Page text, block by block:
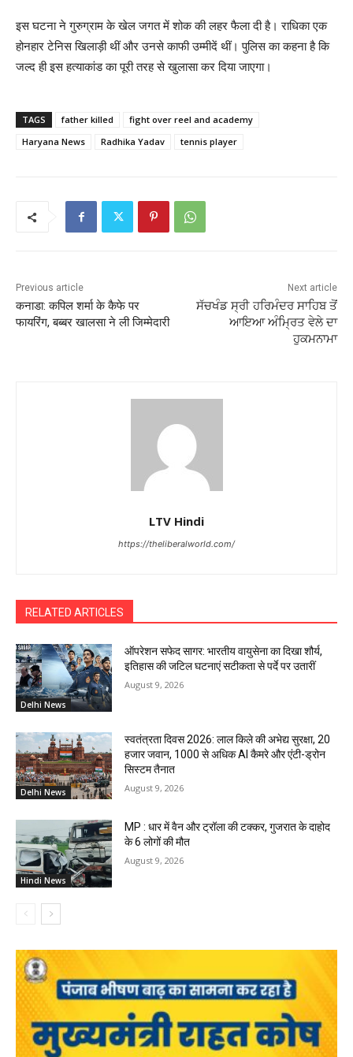
इस घटना ने गुरुग्राम के खेल जगत में शोक की लहर फैला दी है। राधिका एक
होनहार टेनिस खिलाड़ी थीं और उनसे काफी उम्मीदें थीं। पुलिस का कहना है कि
जल्द ही इस हत्याकांड का पूरी तरह से खुलासा कर दिया जाएगा।
TAGS father killed
fight over reel and academy
Haryana News
Radhika Yadav tennis player
Previous article
कनाडा: कपिल शर्मा के कैफे पर
फायरिंग, बब्बर खालसा ने ली जिम्मेदारी
Next article
ਸੱਚਖੰਡ ਸ੍ਰੀ ਹਰਿਮੰਦਰ ਸਾਹਿਬ ਤੋਂ
ਆਇਆ ਅੰਮ੍ਰਿਤ ਵੇਲੇ ਦਾ
ਹੁਕਮਨਾਮਾ
LTV Hindi
https://theliberalworld.com/
RELATED ARTICLES
Delhi News
ऑपरेशन सफेद सागर: भारतीय वायुसेना का दिखा शौर्य,
इतिहास की जटिल घटनाएं सटीकता से पर्दे पर उतारीं
August 9, 2026
Delhi News
स्वतंत्रता दिवस 2026: लाल किले की अभेद्य सुरक्षा, 20
हजार जवान, 1000 से अधिक AI कैमरे और एंटी-ड्रोन
सिस्टम तैनात
August 9, 2026
Hindi News
MP : धार में वैन और ट्रॉला की टक्कर, गुजरात के दाहोद
के 6 लोगों की मौत
August 9, 2026